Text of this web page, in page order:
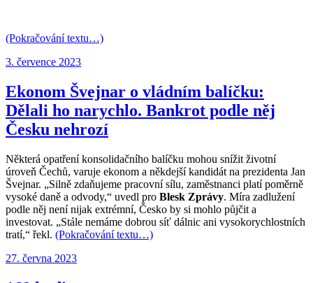
(Pokračování textu…)
Publikováno:
3. července 2023
Ekonom Švejnar o vládním balíčku:
Dělali ho narychlo. Bankrot podle něj
Česku nehrozí
Některá opatření konsolidačního balíčku mohou snížit životní
úroveň Čechů, varuje ekonom a někdejší kandidát na prezidenta Jan
Švejnar. „Silně zdaňujeme pracovní sílu, zaměstnanci platí poměrně
vysoké daně a odvody,“ uvedl pro Blesk Zprávy. Míra zadlužení
podle něj není nijak extrémní, Česko by si mohlo půjčit a
investovat. „Stále nemáme dobrou síť dálnic ani vysokorychlostních
tratí,“ řekl. (Pokračování textu…)
Publikováno:
27. června 2023